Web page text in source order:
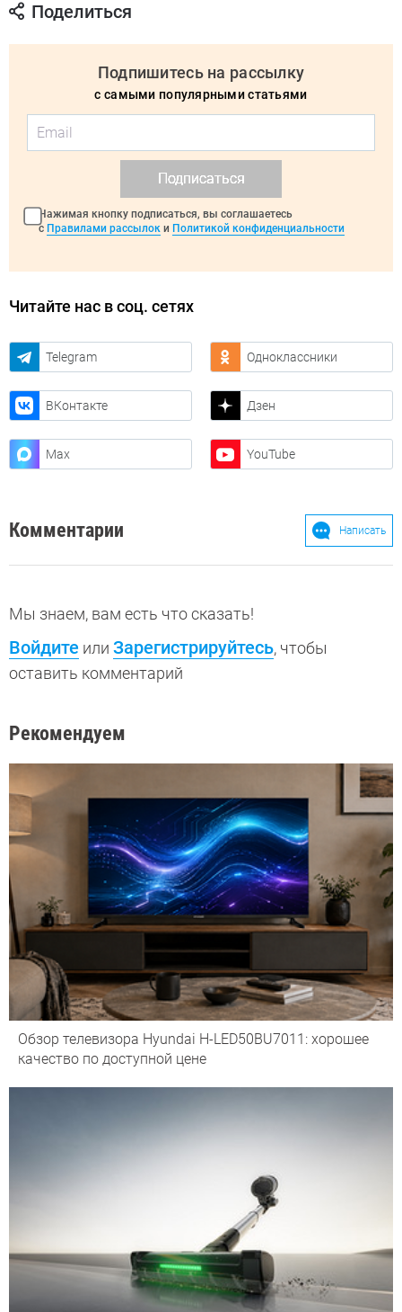
Поделиться
Подпишитесь на рассылку
с самыми популярными статьями
Подписаться
Нажимая кнопку подписаться, вы соглашаетесь
с Правилами рассылок и Политикой конфиденциальности
Читайте нас в соц. сетях
Telegram Одноклассники
ВКонтакте Дзен
Max YouTube
Комментарии Написать
Мы знаем, вам есть что сказать!
Войдите или Зарегистрируйтесь, чтобы
оставить комментарий
Рекомендуем
Обзор телевизора Hyundai H-LED50BU7011: хорошее
качество по доступной цене